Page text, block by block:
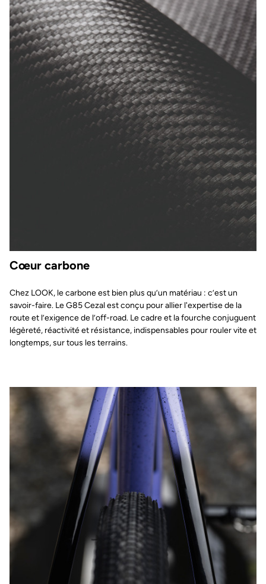
Cœur carbone
Chez LOOK, le carbone est bien plus qu’un matériau : c’est un
savoir-faire. Le G85 Cezal est conçu pour allier l'expertise de la
route et l’exigence de l’off-road. Le cadre et la fourche conjuguent
légèreté, réactivité et résistance, indispensables pour rouler vite et
longtemps, sur tous les terrains.